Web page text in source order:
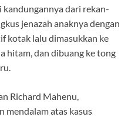
dari rekan-
jenazah anaknya dengan
kotak lalu dimasukkan ke
hitam, dan dibuang ke tong
Richard Mahenu,
mendalam atas kasus